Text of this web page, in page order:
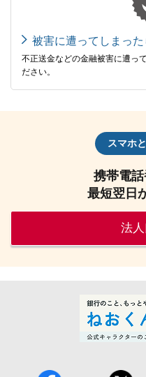
被害に遭ってしまった
不正送金などの金融被害に遭っ
ださい。
スマホ
携帯電
最短翌日
法